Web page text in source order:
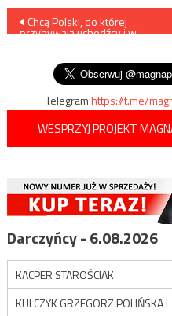
Nawigacja
Chcą Polski, do której
przybywają uchodźcy i w
Telegramhttps://t.me/
WESPRZYJ PROJEKT
Darczyńcy - 6.08.2026
KACPER STAROŚCIAK
KULCZYK GRZEGORZ POLIŃSKA i